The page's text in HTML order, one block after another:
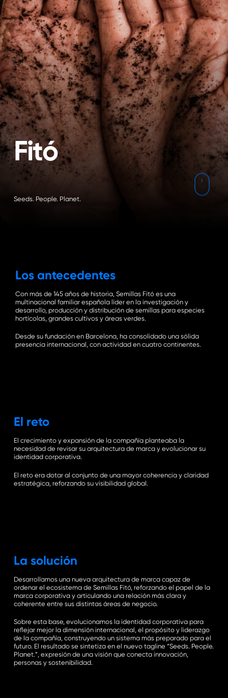
Fitó
Seeds. People. Planet.
Los antecedentes
Con más de 145 años de historia, Semillas Fitó es una
multinacional familiar española líder en la investigación y
desarrollo, producción y distribución de semillas para especies
hortícolas, grandes cultivos y áreas verdes.
Desde su fundación en Barcelona, ha consolidado una sólida
presencia internacional, con actividad en cuatro continentes.
El reto
El crecimiento y expansión de la compañía planteaba la
necesidad de revisar su arquitectura de marca y evolucionar su
identidad corporativa.
El reto era dotar al conjunto de una mayor coherencia y claridad
estratégica, reforzando su visibilidad global.
La solución
Desarrollamos una nueva arquitectura de marca capaz de
ordenar el ecosistema de Semillas Fitó, reforzando el papel de la
marca corporativa y articulando una relación más clara y
coherente entre sus distintas áreas de negocio.
Sobre esta base, evolucionamos la identidad corporativa para
reflejar mejor la dimensión internacional, el propósito y liderazgo
de la compañía, construyendo un sistema más preparado para el
futuro. El resultado se sintetiza en el nuevo tagline “Seeds. People.
Planet.”, expresión de una visión que conecta innovación,
personas y sostenibilidad.